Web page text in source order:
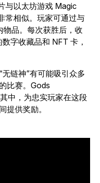
与以太坊游戏 Magic
常相似。玩家可通过与
品。每次获胜后，收
字收藏品和 NFT 卡，
链神”有可能吸引众多
比赛。Gods
中，为忠实玩家在这段
提供奖励。